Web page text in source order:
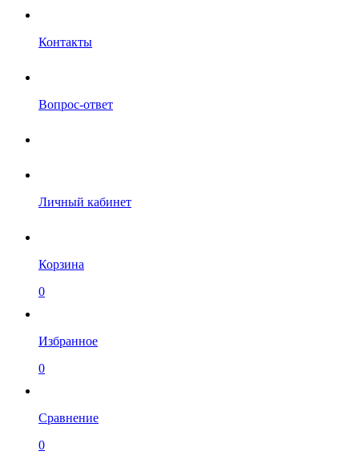
Контакты
Вопрос-ответ
Личный кабинет
Корзина
0
Избранное
0
Сравнение
0